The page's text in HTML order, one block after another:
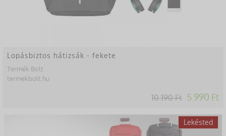
Lopásbiztos hátizsák - fekete
Termék Bolt
termekbolt.hu
10.190 Ft 5.990 Ft
Lekésted